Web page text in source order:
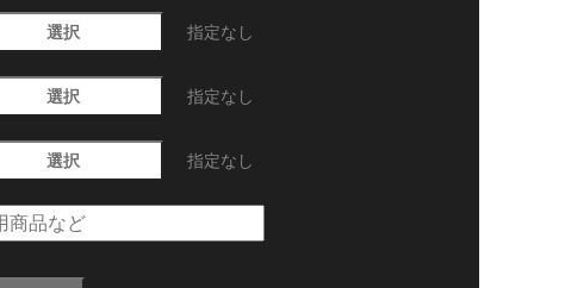
選択 指定なし
選択 指定なし
選択 指定なし